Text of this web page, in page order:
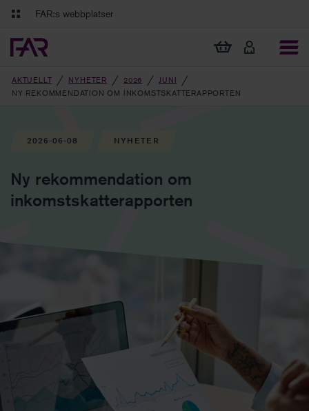
Gå till innehåll
Gå till navigation
Ekonomiska regler på ett och samma ställe
Debatt och fördjupning i branschens frågor
FAR:s webbplatser
Visa min varukorg
AKTUELLT NYHETER 2026
JUNI
NY REKOMMENDATION OM INKOMSTSKATTERAPPORTEN
2026-06-08 NYHETER
Ny rekommendation om
inkomstskatterapporten